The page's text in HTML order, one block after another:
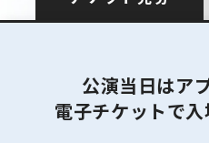
公演当日はア
電子チケットで入